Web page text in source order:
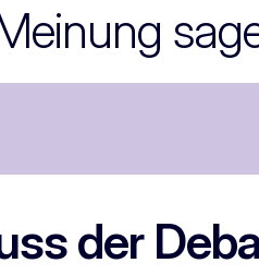
der